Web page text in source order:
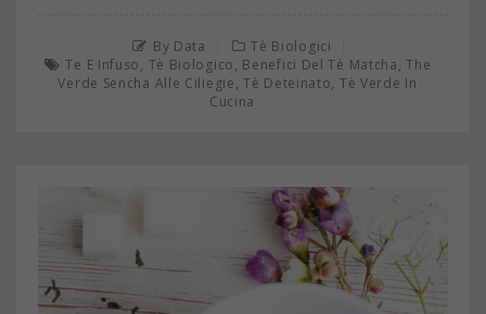
By Data
Tè Biologici
Te E Infuso Tè Biologico Benefici Del Tè Matcha ,The
Verde Sencha Alle Ciliegie ,Tè Deteinato Tè Verde In
Cucina